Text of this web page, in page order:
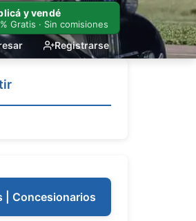
y vendé
Gratis · Sin comisiones
Registrarse
| Concesionarios